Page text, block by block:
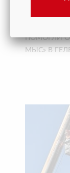
ПОМОГЛИ
МЫС» В